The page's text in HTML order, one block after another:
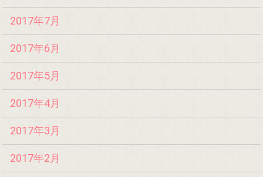
2017年7月
2017年6月
2017年5月
2017年4月
2017年3月
2017年2月